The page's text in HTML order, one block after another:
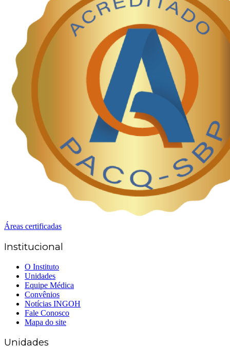
Áreas certificadas
Institucional
O Instituto
Unidades
Equipe Médica
Convênios
Notícias INGOH
Fale Conosco
Mapa do site
Unidades